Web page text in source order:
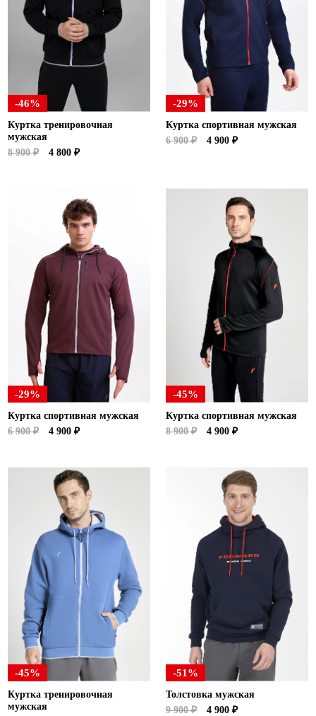
-46%
Куртка тренировочная
мужская
8 900 ₽
4 800 ₽
-29%
Куртка спортивная мужская
6 900 ₽
4 900 ₽
-29%
Куртка спортивная мужская
6 900 ₽
4 900 ₽
-45%
Куртка спортивная мужская
8 900 ₽
4 900 ₽
-45%
Куртка тренировочная
мужская
-51%
Толстовка мужская
9 900 ₽
4 900 ₽